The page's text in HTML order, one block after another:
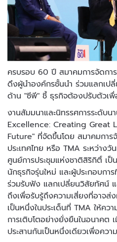
ครบรอบ 60 ปี สมาคมการจัดกา
ดึงผู้นำองค์กรชั้นนำ ร่วมแลกเ
ด้าน "ซีพี" ชี้ ธุรกิจต้องปรับตัวเ
งานสัมมนาและนิทรรศการระดับ
Excellence: Creating Great
Future" ที่จัดขึ้นโดย สมาคมการ
ประเทศไทย หรือ TMA ระหว่า
ศูนย์การประชุมแห่งชาติสิริกิติ์ เป็
นักธุรกิจรุ่นใหม่ และผู้ประกอบกา
ร่วมรับฟัง แลกเปลี่ยนวิสัยทัศน์
ถึงเพื่อรับรู้ถึงความเสี่ยงที่อาจ
เป็นหนึ่งในประเด็นที่ TMA ให้คว
การเติบโตอย่างยั่งยืนในอนาคต
ประสานกันเป็นหนึ่งเดียวเพื่อควา